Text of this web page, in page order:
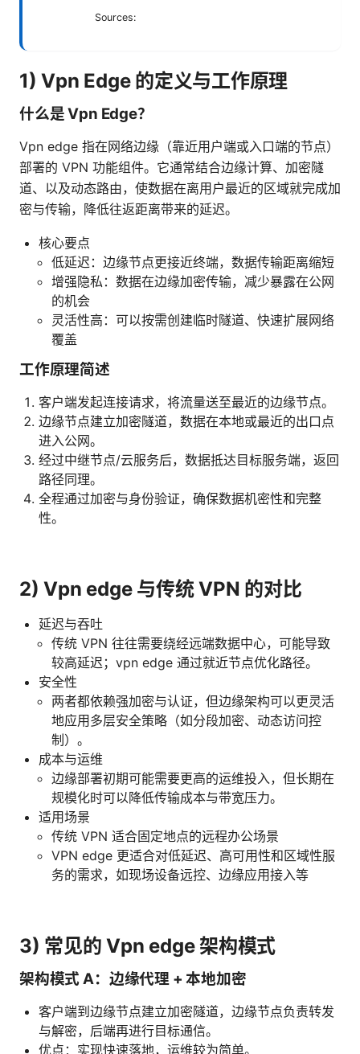
Sources:
1) Vpn Edge 的定义与工作原理
什么是 Vpn Edge？
Vpn edge 指在网络边缘（靠近用户端或入口端的节点）
部署的 VPN 功能组件。它通常结合边缘计算、加密隧
道、以及动态路由，使数据在离用户最近的区域就完成加
密与传输，降低往返距离带来的延迟。
核心要点
低延迟：边缘节点更接近终端，数据传输距离缩短
增强隐私：数据在边缘加密传输，减少暴露在公网
的机会
灵活性高：可以按需创建临时隧道、快速扩展网络
覆盖
工作原理简述
客户端发起连接请求，将流量送至最近的边缘节点。
边缘节点建立加密隧道，数据在本地或最近的出口点
进入公网。
经过中继节点/云服务后，数据抵达目标服务端，返回
路径同理。
全程通过加密与身份验证，确保数据机密性和完整
性。
2) Vpn edge 与传统 VPN 的对比
延迟与吞吐
传统 VPN 往往需要绕经远端数据中心，可能导致
较高延迟；vpn edge 通过就近节点优化路径。
安全性
两者都依赖强加密与认证，但边缘架构可以更灵活
地应用多层安全策略（如分段加密、动态访问控
制）。
成本与运维
边缘部署初期可能需要更高的运维投入，但长期在
规模化时可以降低传输成本与带宽压力。
适用场景
传统 VPN 适合固定地点的远程办公场景
VPN edge 更适合对低延迟、高可用性和区域性服
务的需求，如现场设备远控、边缘应用接入等
3) 常见的 Vpn edge 架构模式
架构模式 A：边缘代理 + 本地加密
客户端到边缘节点建立加密隧道，边缘节点负责转发
与解密，后端再进行目标通信。
优点：实现快速落地，运维较为简单。